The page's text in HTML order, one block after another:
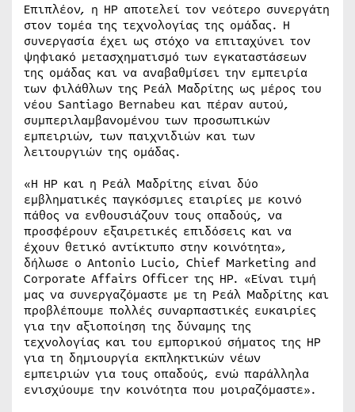
Επιπλέον, η HP αποτελεί τον νεότερο συνεργάτη
στον τομέα της τεχνολογίας της ομάδας. Η
συνεργασία έχει ως στόχο να επιταχύνει τον
ψηφιακό μετασχηματισμό των εγκαταστάσεων
της ομάδας και να αναβαθμίσει την εμπειρία
των φιλάθλων της Ρεάλ Μαδρίτης ως μέρος του
νέου Santiago Bernabeu και πέραν αυτού,
συμπεριλαμβανομένου των προσωπικών
εμπειριών, των παιχνιδιών και των
λειτουργιών της ομάδας.
«Η HP και η Ρεάλ Μαδρίτης είναι δύο
εμβληματικές παγκόσμιες εταιρίες με κοινό
πάθος να ενθουσιάζουν τους οπαδούς, να
προσφέρουν εξαιρετικές επιδόσεις και να
έχουν θετικό αντίκτυπο στην κοινότητα»,
δήλωσε ο Antonio Lucio, Chief Marketing and
Corporate Affairs Officer της HP. «Είναι τιμή
μας να συνεργαζόμαστε με τη Ρεάλ Μαδρίτης και
προβλέπουμε πολλές συναρπαστικές ευκαιρίες
για την αξιοποίηση της δύναμης της
τεχνολογίας και του εμπορικού σήματος της HP
για τη δημιουργία εκπληκτικών νέων
εμπειριών για τους οπαδούς, ενώ παράλληλα
ενισχύουμε την κοινότητα που μοιραζόμαστε».